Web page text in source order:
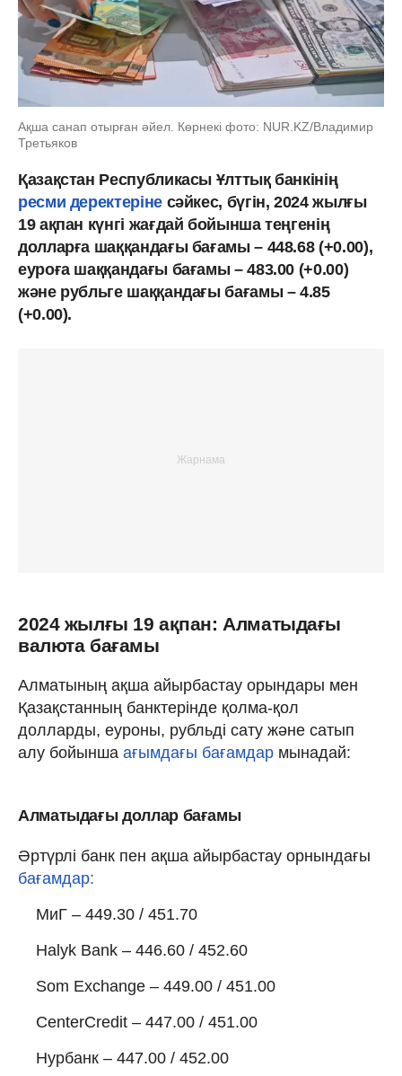
Ақша санап отырған әйел. Көрнекі фото: NUR.KZ/Владимир
Третьяков
Қазақстан Республикасы Ұлттық банкінің
ресми деректерінесәйкес, бүгін, 2024 жылғы
19 ақпан күнгі жағдай бойынша теңгенің
долларға шаққандағы бағамы – 448.68 (+0.00),
еуроға шаққандағы бағамы – 483.00 (+0.00)
және рубльге шаққандағы бағамы – 4.85
(+0.00).
2024 жылғы 19 ақпан: Алматыдағы
валюта бағамы
Алматының ақша айырбастау орындары мен
Қазақстанның банктерінде қолма-қол
долларды, еуроны, рубльді сату және сатып
алу бойынша ағымдағы бағамдар мынадай:
Алматыдағы доллар бағамы
Әртүрлі банк пен ақша айырбастау орнындағы
бағамдар:
МиГ – 449.30 / 451.70
Halyk Bank – 446.60 / 452.60
Som Exchange – 449.00 / 451.00
CenterCredit – 447.00 / 451.00
Нурбанк – 447.00 / 452.00